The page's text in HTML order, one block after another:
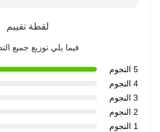
لقطة تقييم
فيما يلي توزيع جميع
5 النجوم
4 النجوم
3 النجوم
2 النجوم
1 النجوم